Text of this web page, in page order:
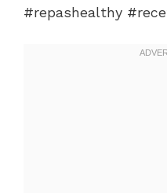
#repashealthy